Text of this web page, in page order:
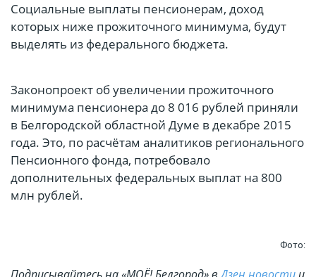
Социальные выплаты пенсионерам, доход
которых ниже прожиточного минимума, будут
выделять из федерального бюджета.
Законопроект об увеличении прожиточного
минимума пенсионера до 8 016 рублей приняли
в Белгородской областной Думе в декабре 2015
года. Это, по расчётам аналитиков регионального
Пенсионного фонда, потребовало
дополнительных федеральных выплат на 800
млн рублей.
Фото: